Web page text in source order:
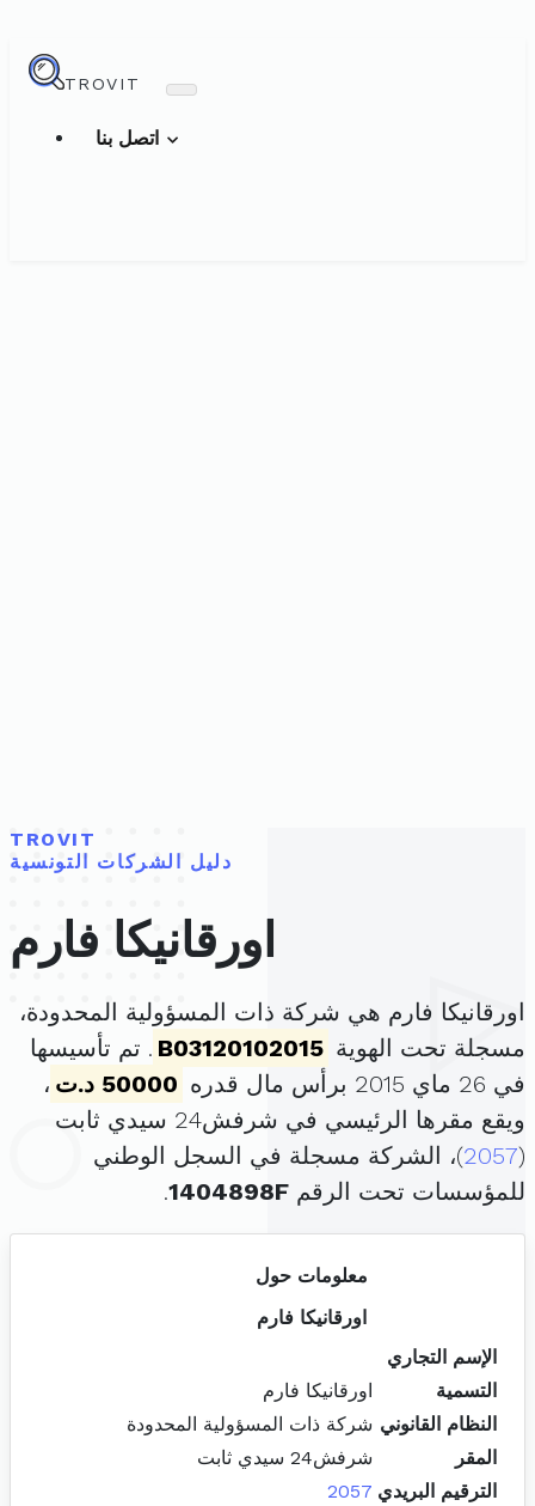
TROVIT
TROVIT
دليل الشركات التونسية
اورقانيكا فارم
اورقانيكا فارم هي شركة ذات المسؤولية المحدودة،
مسجلة تحت الهوية B03120102015 . تم تأسيسها
في 26 ماي 2015 برأس مال قدره
50000 د.ت
،
ويقع مقرها الرئيسي في شرفش24 سيدي ثابت
(
2057)، الشركة مسجلة في السجل الوطني
للمؤسسات تحت الرقم 1404898F
.
معلومات حول
اورقانيكا فارم
الإسم التجاري
التسمية
اورقانيكا فارم
النظام القانوني شركة ذات المسؤولية المحدودة
المقر
شرفش24 سيدي ثابت
الترقيم البريدي 2057